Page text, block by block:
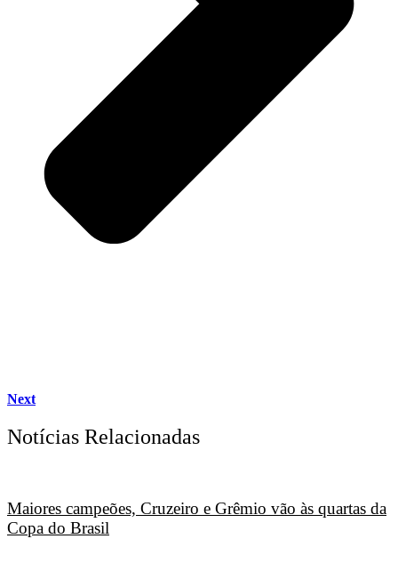
Next
Notícias Relacionadas
Maiores campeões, Cruzeiro e Grêmio vão às quartas da
Copa do Brasil